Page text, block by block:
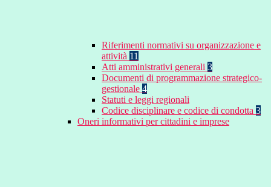
Riferimenti normativi su organizzazione e
attività 11
Atti amministrativi generali 3
Documenti di programmazione strategico-
gestionale 4
Statuti e leggi regionali
Codice disciplinare e codice di condotta 3
Oneri informativi per cittadini e imprese